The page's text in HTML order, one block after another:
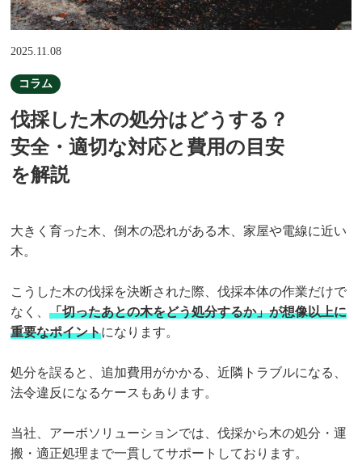
2025.11.08
コラム
伐採した木の処分はどうする？
安全・適切な対応と費用の目安
を解説
大きく育った木、倒木の恐れがある木、家屋や電線に近い
木。
こうした木の伐採を決断された際、伐採本体の作業だけで
なく、「切ったあとの木をどう処分するか」が想像以上に
重要なポイントになります。
処分を誤ると、追加費用がかかる、近隣トラブルになる、
法令違反になるケースもあります。
当社、アーボソリューションでは、伐採から木の処分・運
搬・適正処理まで一貫してサポートしております。